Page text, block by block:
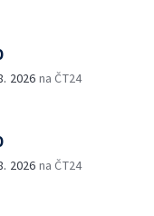
2026 na ČT24
2026 na ČT24